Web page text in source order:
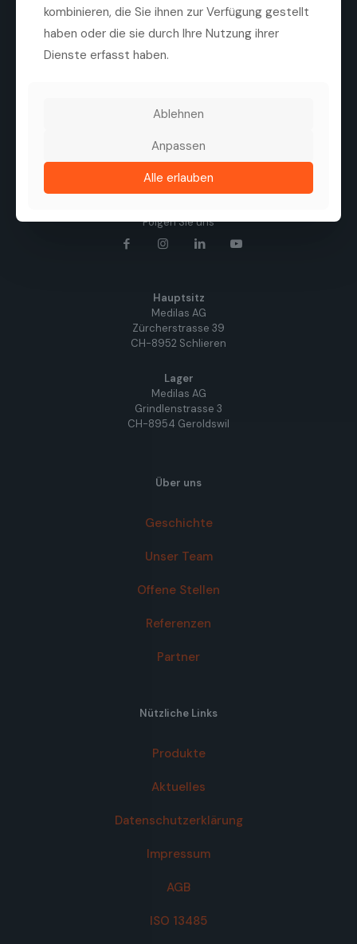
Die Medilas AG ist ein führender Anbieter von
hochwertigen ophthalmologischen Produkten,
Herstellern, Kliniken und Augenärzten.
Tel. +41 44 747 40 00
Fax +41 44 747 40 05
info@medilas.ch
Folgen Sie uns
Hauptsitz
Medilas AG
Zürcherstrasse 39
CH-8952 Schlieren
Lager
Medilas AG
Grindlenstrasse 3
CH-8954 Geroldswil
Über uns
Geschichte
Unser Team
Offene Stellen
Referenzen
Partner
Nützliche Links
Produkte
Aktuelles
Datenschutzerklärung
Impressum
AGB
ISO 13485
kombinieren, die Sie ihnen zur Verfügung gestellt
haben oder die sie durch Ihre Nutzung ihrer
Dienste erfasst haben.
Ablehnen
Anpassen
Alle erlauben